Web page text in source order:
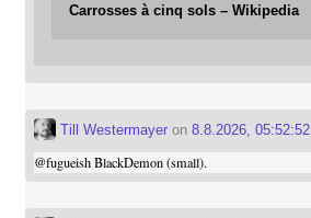
Carrosses à cinq sols – Wikipedia
Till Westermayeron 8.8.2026, 05:52:52
@fugueishBlackDemon (small).